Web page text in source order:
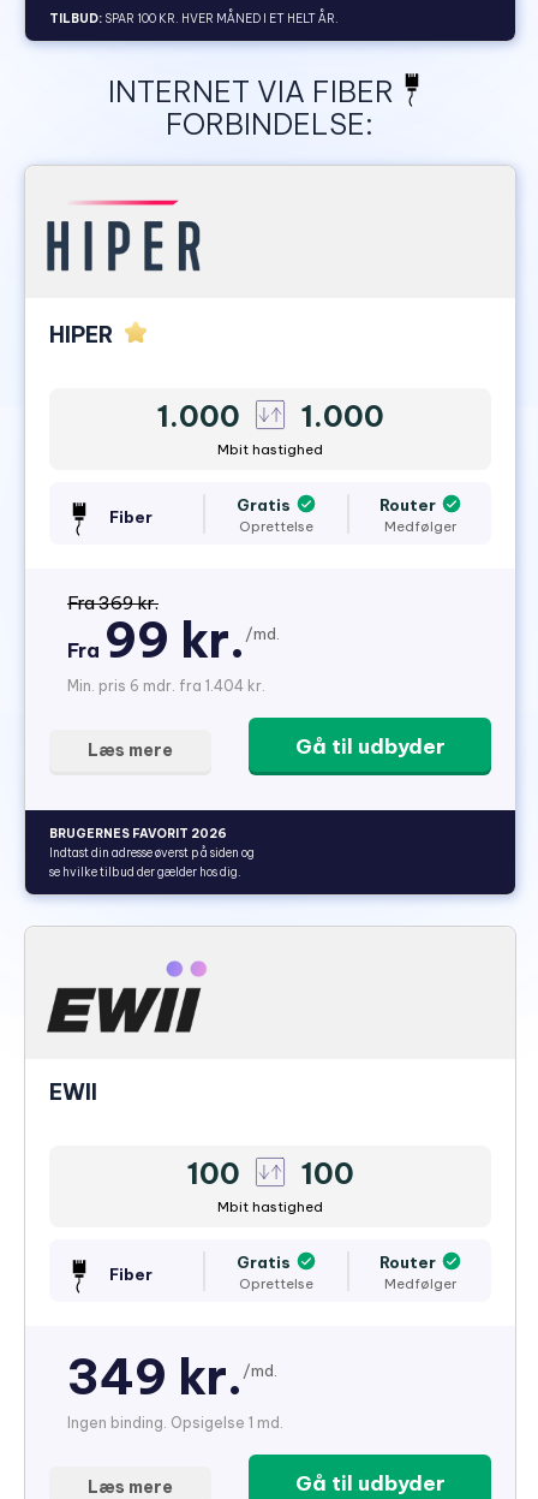
TILBUD: SPAR 100 KR. HVER MÅNED I ET HELT ÅR.
INTERNET VIA FIBER
FORBINDELSE:
HIPER
1.000 1.000
Mbit hastighed
Fiber
Gratis
Oprettelse
Router
Medfølger
Fra 369 kr.
Fra 99 kr. /md.
Min. pris 6 mdr. fra 1.404 kr.
Gå til udbyder
Læs mere
BRUGERNES FAVORIT 2026
Indtast din adresse øverst på siden og
se hvilke tilbud der gælder hos dig.
EWII
100 100
Mbit hastighed
Fiber
Gratis
Oprettelse
Router
Medfølger
349 kr. /md.
Ingen binding. Opsigelse 1 md.
Gå til udbyder
Læs mere